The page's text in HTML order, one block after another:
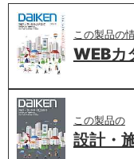
この製品の
WEBカ
この製品の
設計・